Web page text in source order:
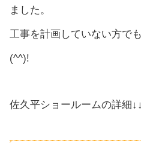
ました。
工事を計画していない方で
(^^)!
佐久平ショールームの詳細↓↓